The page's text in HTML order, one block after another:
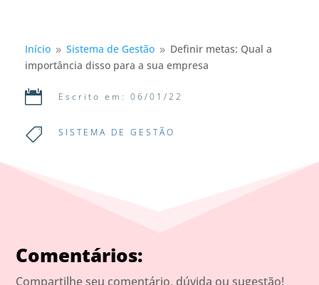
Início 9 Sistema de Gestão 9 Definir metas: Qual a
importância disso para a sua empresa
 Escrito em: 06/01/22
 SISTEMA DE GESTÃO
Comentários:
Compartilhe seu comentário, dúvida ou sugestão!